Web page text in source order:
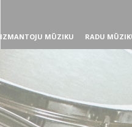
IZMANTOJU MŪZIKU RADU